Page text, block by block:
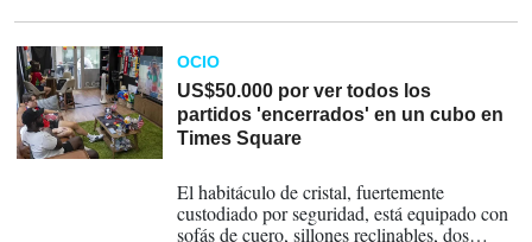
pasiones.
OCIO
US$50.000 por ver todos los
partidos 'encerrados' en un cubo en
Times Square
El habitáculo de cristal, fuertemente
custodiado por seguridad, está equipado con
sofás de cuero, sillones reclinables, dos